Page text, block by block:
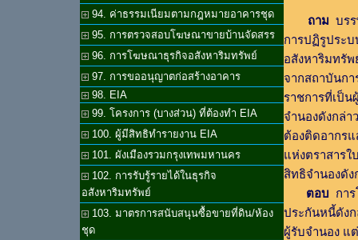
94. ค่าธรรมเนียมตามกฎหมายอาคารชุด
95. การตรวจสอบโฆษณาขายบ้านจัดสรร
96. การโฆษณาธุรกิจอสังหาริมทรัพย์
97. การขออนุญาตก่อสร้างอาคาร
98. EIA
99. โครงการ (บางส่วน) ที่ต้องทำ EIA
100. ผู้มีสิทธิทำรายงาน EIA
101. ผังเมืองรวมกรุงเทพมหานคร
102. การรับรู้รายได้ในธุรกิจ
อสังหาริมทรัพย์
103. มาตรการสนับสนุนซื้อขายที่ดิน/ห้อง
ชุด
ถาม บร
การปฏิรูประ
อสังหาริมทรั
จากสถาบันกา
ราชการที่เป็น
จำนองดังกล่
ต้องติดอากร
แห่งตราสารใ
สิทธิจำนองดั
ตอบ กา
ประกันหนี้ดังก
ผู้รับจำนอง แ